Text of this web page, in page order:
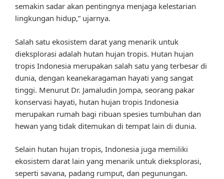
semakin sadar akan pentingnya menjaga kelestarian
lingkungan hidup,” ujarnya.
Salah satu ekosistem darat yang menarik untuk
dieksplorasi adalah hutan hujan tropis. Hutan hujan
tropis Indonesia merupakan salah satu yang terbesar di
dunia, dengan keanekaragaman hayati yang sangat
tinggi. Menurut Dr. Jamaludin Jompa, seorang pakar
konservasi hayati, hutan hujan tropis Indonesia
merupakan rumah bagi ribuan spesies tumbuhan dan
hewan yang tidak ditemukan di tempat lain di dunia.
Selain hutan hujan tropis, Indonesia juga memiliki
ekosistem darat lain yang menarik untuk dieksplorasi,
seperti savana, padang rumput, dan pegunungan.